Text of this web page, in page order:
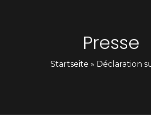
Presse
Startseite » Déclaration sur la répression violente au Pérou – Alliance